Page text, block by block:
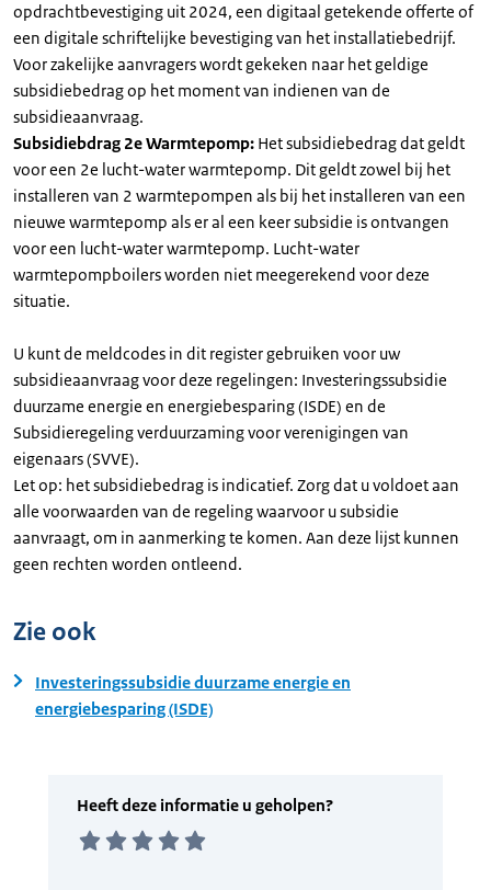
opdrachtbevestiging uit 2024, een digitaal getekende offerte of
een digitale schriftelijke bevestiging van het installatiebedrijf.
Voor zakelijke aanvragers wordt gekeken naar het geldige
subsidiebedrag op het moment van indienen van de
subsidieaanvraag.
Subsidiebdrag 2e Warmtepomp: Het subsidiebedrag dat geldt
voor een 2e lucht-water warmtepomp. Dit geldt zowel bij het
installeren van 2 warmtepompen als bij het installeren van een
nieuwe warmtepomp als er al een keer subsidie is ontvangen
voor een lucht-water warmtepomp. Lucht-water
warmtepompboilers worden niet meegerekend voor deze
situatie.
U kunt de meldcodes in dit register gebruiken voor uw
subsidieaanvraag voor deze regelingen: Investeringssubsidie
duurzame energie en energiebesparing (ISDE) en de
Subsidieregeling verduurzaming voor verenigingen van
eigenaars (SVVE).
Let op: het subsidiebedrag is indicatief. Zorg dat u voldoet aan
alle voorwaarden van de regeling waarvoor u subsidie
aanvraagt, om in aanmerking te komen. Aan deze lijst kunnen
geen rechten worden ontleend.
Zie ook
Investeringssubsidie duurzame energie en
energiebesparing (ISDE)